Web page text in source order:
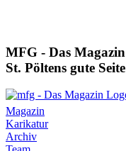
MFG - Das Magazin
St. Pöltens gute Seite
Magazin
Karikatur
Archiv